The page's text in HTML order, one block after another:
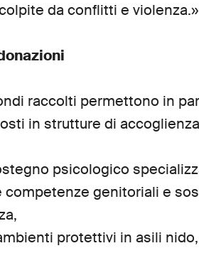
da conflitti e violenza.»
raccolti permettono in
in strutture di
psicologico
competenze genitoriali e
protettivi in asili